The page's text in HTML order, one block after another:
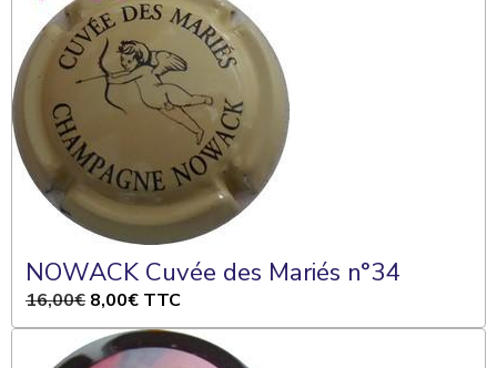
NOWACK Cuvée des Mariés n°34
16,00€ 8,00€ TTC